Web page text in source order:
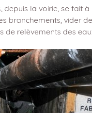
la voirie, se fait
branchements, vider
relèvements des